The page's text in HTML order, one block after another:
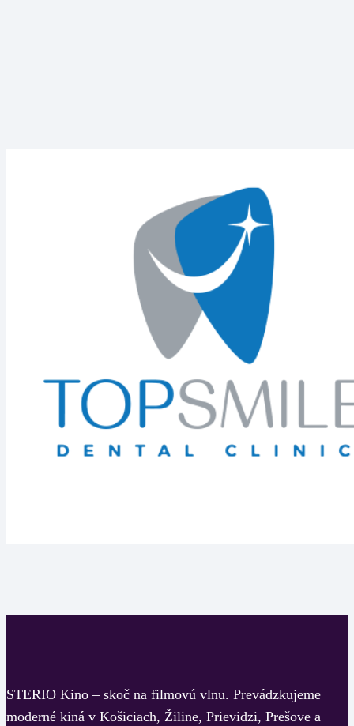
STERIO Kino – skoč na filmovú vlnu. Prevádzkujeme
moderné kiná v Košiciach, Žiline, Prievidzi, Prešove a